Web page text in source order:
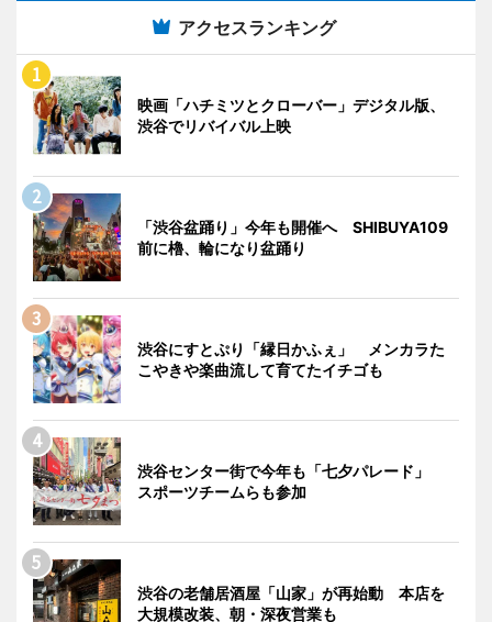
アクセスランキング
映画「ハチミツとクローバー」デジタル版、
渋谷でリバイバル上映
「渋谷盆踊り」今年も開催へ SHIBUYA109
前に櫓、輪になり盆踊り
渋谷にすとぷり「縁日かふぇ」 メンカラた
こやきや楽曲流して育てたイチゴも
渋谷センター街で今年も「七夕パレード」
スポーツチームらも参加
渋谷の老舗居酒屋「山家」が再始動 本店を
大規模改装、朝・深夜営業も